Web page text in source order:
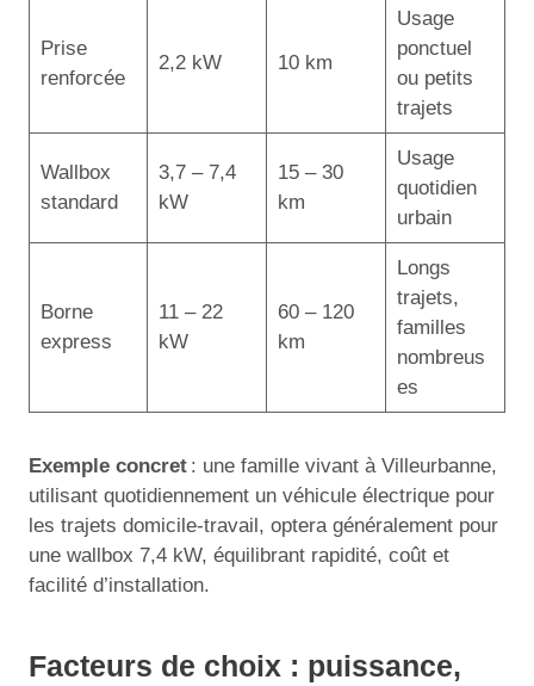
Prise
renforcée
2,2 kW 10 km
Usage
ponctuel
ou petits
trajets
Wallbox
standard
3,7 – 7,4
kW
15 – 30
km
Usage
quotidien
urbain
Borne
express
11 – 22
kW
60 – 120
km
Longs
trajets,
familles
nombreus
es
Exemple concret : une famille vivant à Villeurbanne,
utilisant quotidiennement un véhicule électrique pour
les trajets domicile-travail, optera généralement pour
une wallbox 7,4 kW, équilibrant rapidité, coût et
facilité d’installation.
Facteurs de choix : puissance,